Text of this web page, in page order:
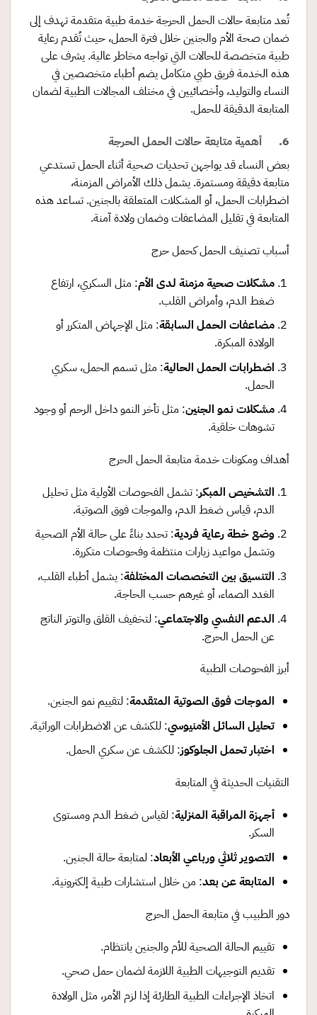
تُعد متابعة حالات الحمل الحرجة خدمة طبية متقدمة تهدف إلى
ضمان صحة الأم والجنين خلال فترة الحمل، حيث تُقدم رعاية
طبية متخصصة للحالات التي تواجه مخاطر عالية. يشرف على
هذه الخدمة فريق طبي متكامل يضم أطباء متخصصين في
النساء والتوليد، وأخصائيين في مختلف المجالات الطبية لضمان
المتابعة الدقيقة للحمل.
6. أهمية متابعة حالات الحمل الحرجة
بعض النساء قد يواجهن تحديات صحية أثناء الحمل تستدعي
متابعة دقيقة ومستمرة. يشمل ذلك الأمراض المزمنة،
اضطرابات الحمل، أو المشكلات المتعلقة بالجنين. تساعد هذه
المتابعة في تقليل المضاعفات وضمان ولادة آمنة.
أسباب تصنيف الحمل كحمل حرج
مشكلات صحية مزمنة لدى الأم: مثل السكري، ارتفاع
ضغط الدم، وأمراض القلب.
مضاعفات الحمل السابقة: مثل الإجهاض المتكرر أو
الولادة المبكرة.
اضطرابات الحمل الحالية: مثل تسمم الحمل، سكري
الحمل.
مشكلات نمو الجنين: مثل تأخر النمو داخل الرحم أو وجود
تشوهات خلقية.
أهداف ومكونات خدمة متابعة الحمل الحرج
التشخيص المبكر: تشمل الفحوصات الأولية مثل تحليل
الدم، قياس ضغط الدم، والموجات فوق الصوتية.
وضع خطة رعاية فردية: تحدد بناءً على حالة الأم الصحية
وتشمل مواعيد زيارات منتظمة وفحوصات متكررة.
التنسيق بين التخصصات المختلفة: يشمل أطباء القلب،
الغدد الصماء، أو غيرهم حسب الحاجة.
الدعم النفسي والاجتماعي: لتخفيف القلق والتوتر الناتج
عن الحمل الحرج.
أبرز الفحوصات الطبية
الموجات فوق الصوتية المتقدمة: لتقييم نمو الجنين.
تحليل السائل الأمنيوسي: للكشف عن الاضطرابات الوراثية.
اختبار تحمل الجلوكوز: للكشف عن سكري الحمل.
التقنيات الحديثة في المتابعة
أجهزة المراقبة المنزلية: لقياس ضغط الدم ومستوى
السكر.
التصوير ثلاثي ورباعي الأبعاد: لمتابعة حالة الجنين.
المتابعة عن بعد: من خلال استشارات طبية إلكترونية.
دور الطبيب في متابعة الحمل الحرج
تقييم الحالة الصحية للأم والجنين بانتظام.
تقديم التوجيهات الطبية اللازمة لضمان حمل صحي.
اتخاذ الإجراءات الطبية الطارئة إذا لزم الأمر، مثل الولادة